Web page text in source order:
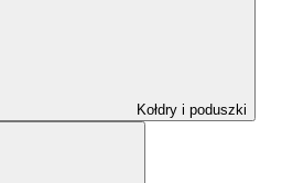
Kołdry i poduszki